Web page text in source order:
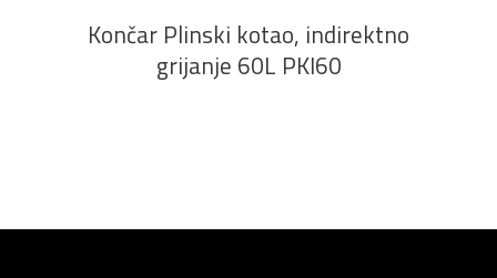
Končar Plinski kotao, indirektno
grijanje 60L PKI60